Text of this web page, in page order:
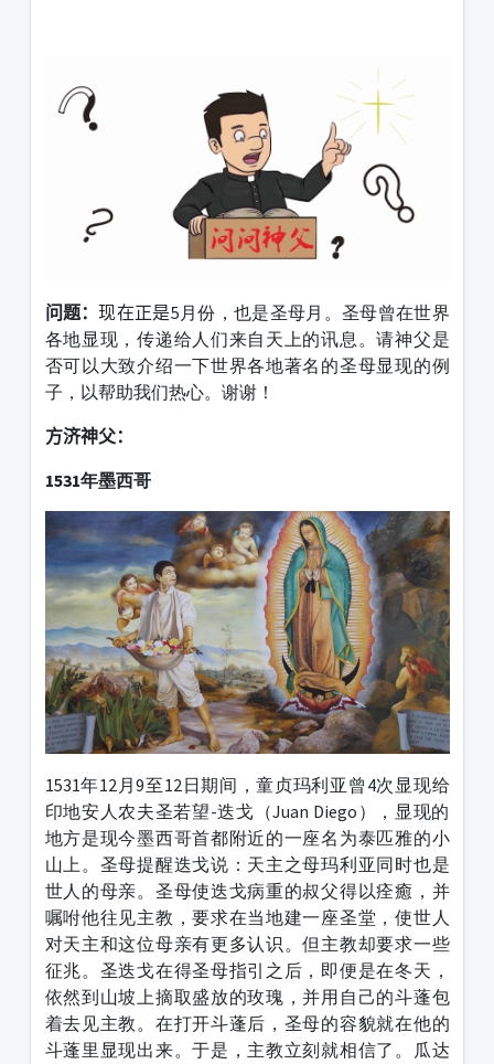
问题：现在正是5月份，也是圣母月。圣母曾在世界
各地显现，传递给人们来自天上的讯息。请神父是
否可以大致介绍一下世界各地著名的圣母显现的例
子，以帮助我们热心。谢谢！
方济神父：
1531年墨西哥
1531年12月9至12日期间，童贞玛利亚曾4次显现给
印地安人农夫圣若望-迭戈（Juan Diego），显现的
地方是现今墨西哥首都附近的一座名为泰匹雅的小
山上。圣母提醒迭戈说：天主之母玛利亚同时也是
世人的母亲。圣母使迭戈病重的叔父得以痊癒，并
嘱咐他往见主教，要求在当地建一座圣堂，使世人
对天主和这位母亲有更多认识。但主教却要求一些
征兆。圣迭戈在得圣母指引之后，即便是在冬天，
依然到山坡上摘取盛放的玫瑰，并用自己的斗蓬包
着去见主教。在打开斗蓬后，圣母的容貌就在他的
斗蓬里显现出来。于是，主教立刻就相信了。瓜达